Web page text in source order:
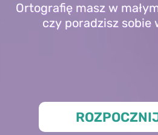
Ortografię masz w
czy poradzisz sobie